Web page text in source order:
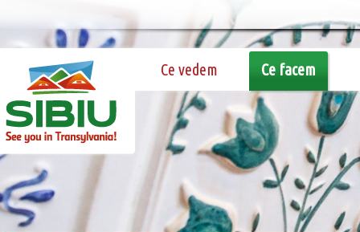
Ce vedem Ce facem